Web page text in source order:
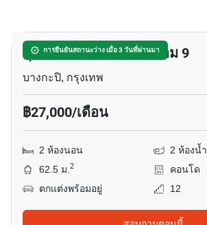
การยืนยันสถานะว่าง เมื่อ 3 วันที่ผ่านมา
ศุภาลัย เวอเรนด้า พระราม 9
บางกะปิ, กรุงเทพ
฿27,000/เดือน
2 ห้องนอน
2 ห้องน้ำ
62.5 ม.2
คอนโด
ตกแต่งพร้อมอยู่
12